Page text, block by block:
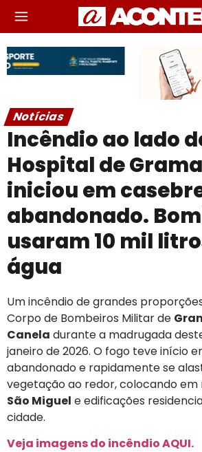
Notícias
Incêndio ao lado
Hospital de
iniciou em
abandonado.
usaram 10 mil
água
Um incêndio de grandes
Corpo de Bombeiros Militar de
Canela durante a madrugada
janeiro de 2026. O fogo teve início
abandonado e rapidamente se
vegetação ao redor, colocando em
São Miguel e edificações
cidade.
Veja imagens do incêndio AQUI.